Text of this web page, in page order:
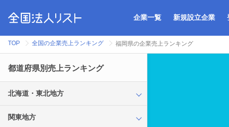
企業一覧 新規設立企業
TOP 全国の企業売上ランキング 福岡県の企業売上ランキング
都道府県別売上ランキング
北海道・東北地方
関東地方